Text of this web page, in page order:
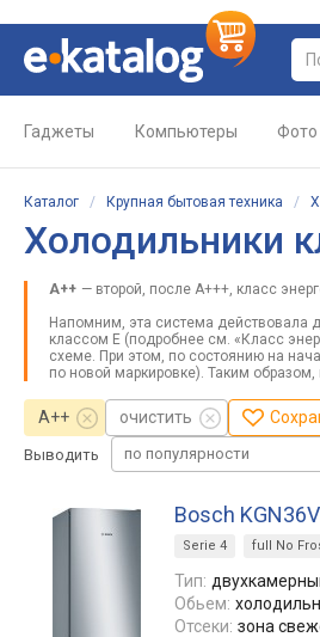
Гаджеты Компьютеры Фото
Каталог / Крупная бытовая техника /
Холодильники
A++ — второй, после А+++, класс
Напомним, эта система действовала
классом E (подробнее см. «Класс
схеме. При этом, по состоянию на
по новой маркировке). Таким
A++ очистить
Выводить по популярности
Bosch
Serie 4 full No
Тип:
Обьем:
Отсеки: зона